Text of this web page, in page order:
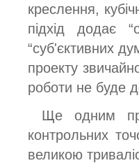
креслення,
підхід додає
“суб'єктивних
проекту
роботи не буде
Ще одним
контрольних
великою